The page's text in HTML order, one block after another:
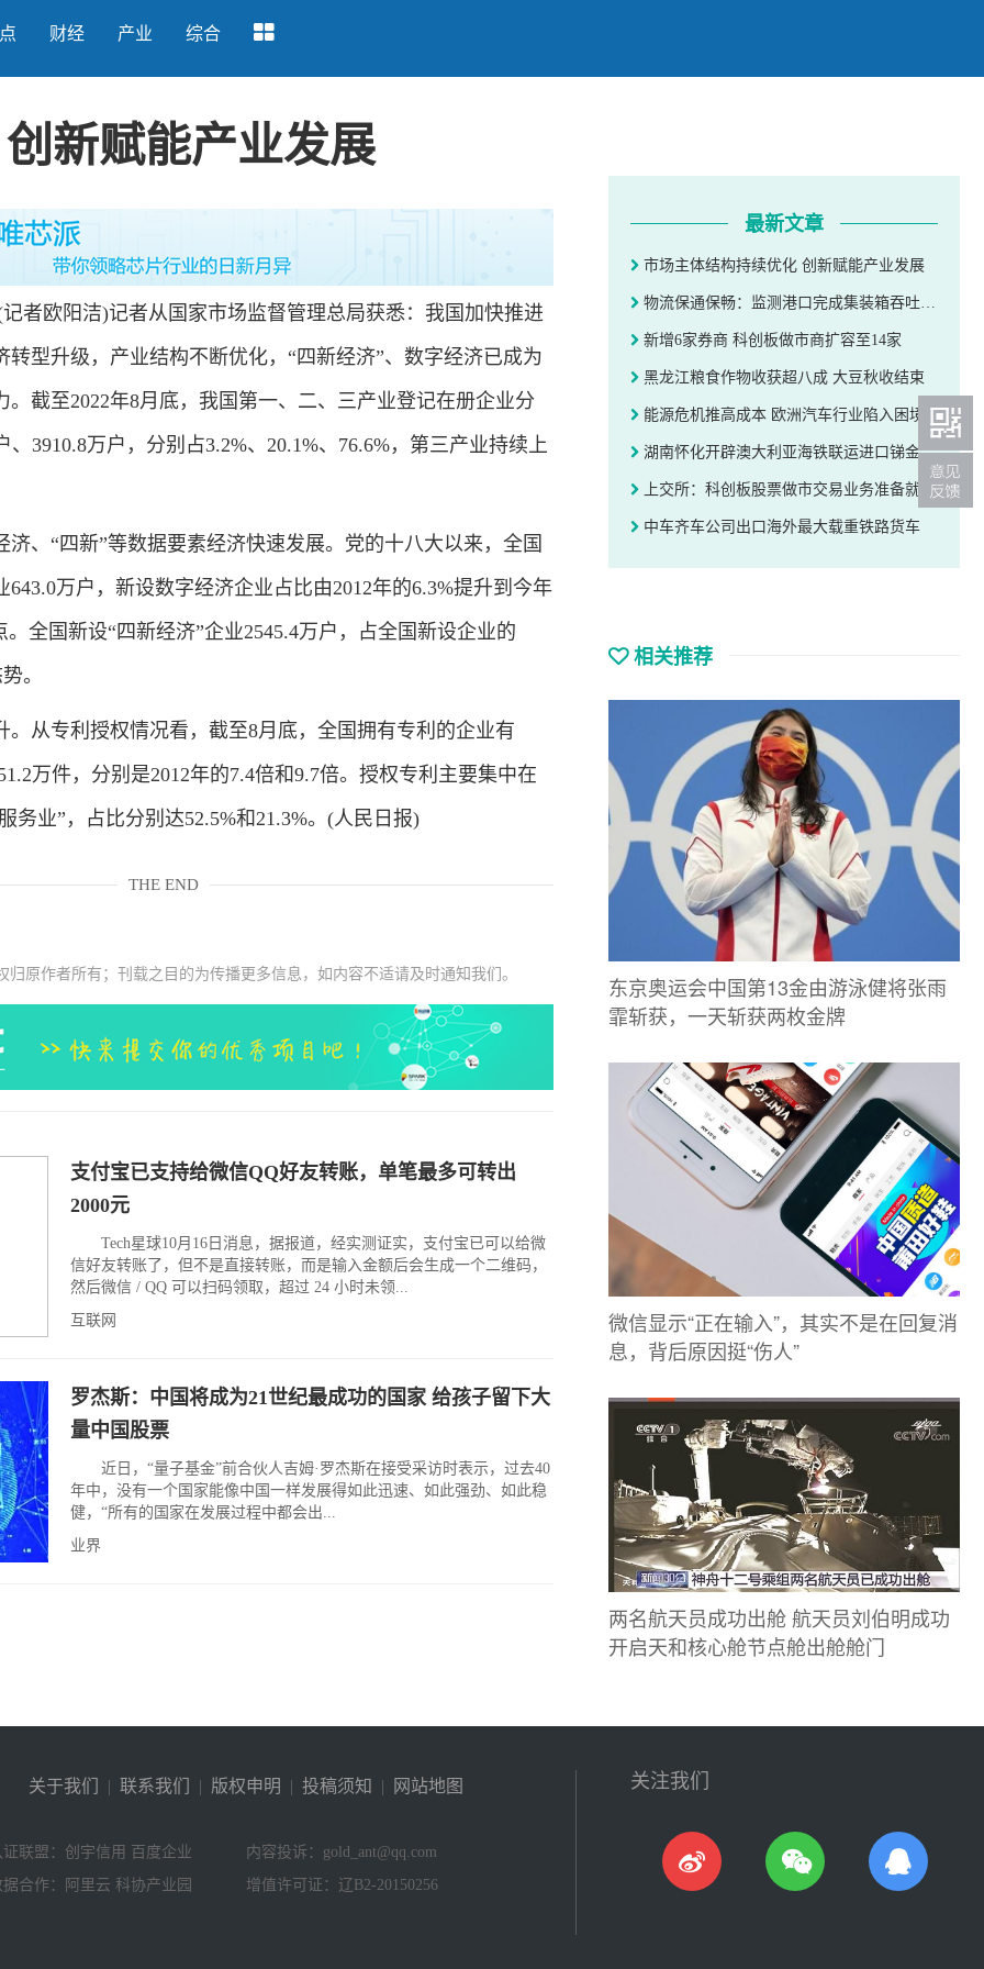
财经 产业 综合
新赋能产业发展
欧阳洁)记者从国家市场监督管理总局获悉：我国加快推进
转型升级，产业结构不断优化，“四新经济”、数字经济已成为
截至2022年8月底，我国第一、二、三产业登记在册企业分
、3910.8万户，分别占3.2%、20.1%、76.6%，第三产业持续上
“四新”等数据要素经济快速发展。党的十八大以来，全国
万户，新设数字经济企业占比由2012年的6.3%提升到今年
。全国新设“四新经济”企业2545.4万户，占全国新设企业的
。
专利授权情况看，截至8月底，全国拥有专利的企业有
万件，分别是2012年的7.4倍和9.7倍。授权专利主要集中在
务业”，占比分别达52.5%和21.3%。(人民日报)
THE END
归原作者所有；刊载之目的为传播更多信息，如内容不适请及时通知我们。
支付宝已支持给微信QQ好友转账，单笔最多可转出
2000元
Tech星球10月16日消息，据报道，经实测证实，支付宝已可以给微
信好友转账了，但不是直接转账，而是输入金额后会生成一个二维码，
然后微信 / QQ 可以扫码领取，超过 24 小时未领...
互联网
罗杰斯：中国将成为21世纪最成功的国家 给孩子留下大
量中国股票
近日，“量子基金”前合伙人吉姆·罗杰斯在接受采访时表示，过去40
年中，没有一个国家能像中国一样发展得如此迅速、如此强劲、如此稳
健，“所有的国家在发展过程中都会出...
业界
最新文章
市场主体结构持续优化 创新赋能产业发展
物流保通保畅：监测港口完成集装箱吞吐量环比增长4.9%
新增6家券商 科创板做市商扩容至14家
黑龙江粮食作物收获超八成 大豆秋收结束
能源危机推高成本 欧洲汽车行业陷入困境
湖南怀化开辟澳大利亚海铁联运进口锑金精矿专列 将每月一趟
上交所：科创板股票做市交易业务准备就绪 全力推动科创板高质量发展
中车齐车公司出口海外最大载重铁路货车
相关推荐
东京奥运会中国第13金由游泳健将张雨
霏斩获，一天斩获两枚金牌
微信显示“正在输入”，其实不是在回复消
息，背后原因挺“伤人”
两名航天员成功出舱 航天员刘伯明成功
开启天和核心舱节点舱出舱舱门
关于我们 | 联系我们 | 版权申明 | 投稿须知 | 网站地图
证联盟：创宇信用 百度企业
内容投诉：gold_ant@qq.com
据合作：阿里云 科协产业园
增值许可证：辽B2-20150256
关注我们